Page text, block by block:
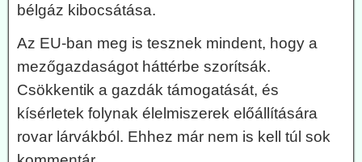
bélgáz kibocsátása.
Az EU-ban meg is tesznek mindent, hogy a
mezőgazdaságot háttérbe szorítsák.
Csökkentik a gazdák támogatását, és
kísérletek folynak élelmiszerek előállítására
rovar lárvákból. Ehhez már nem is kell túl sok